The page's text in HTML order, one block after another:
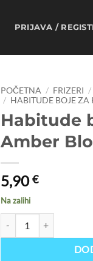
PRIJAVA /
POČETNA / FRIZERI /
/ HABITUDE BOJE ZA
Habitude
Amber
5,90€
Na zalihi